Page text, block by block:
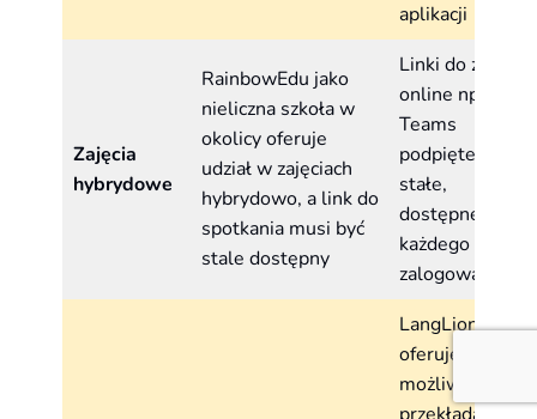
aplikacji
Zajęcia
hybrydowe
RainbowEdu jako
nieliczna szkoła w
okolicy oferuje
udział w zajęciach
hybrydowo, a link do
spotkania musi być
stale dostępny
Linki do zajęć
online np. w
Teams
podpięte na
stałe,
dostępne dla
każdego po
zalogowaniu
LangLion
oferuje
możliwość